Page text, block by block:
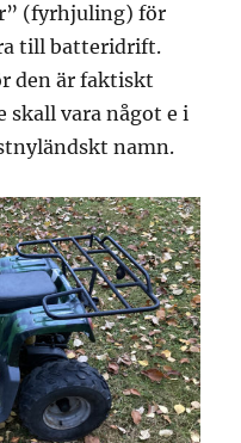
(fyrhjuling) för
till batteridrift.
den är faktiskt
skall vara något e i
namn.